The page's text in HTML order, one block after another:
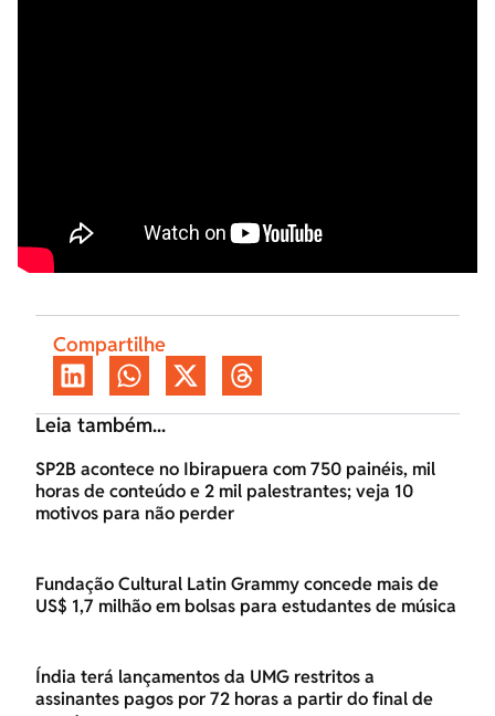
Compartilhe
Leia também...
SP2B acontece no Ibirapuera com 750 painéis, mil
horas de conteúdo e 2 mil palestrantes; veja 10
motivos para não perder
Fundação Cultural Latin Grammy concede mais de
US$ 1,7 milhão em bolsas para estudantes de música
Índia terá lançamentos da UMG restritos a
assinantes pagos por 72 horas a partir do final de